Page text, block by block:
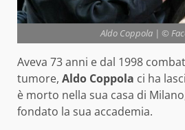
Aldo Coppola | ©
Aveva 73 anni e dal 1998
tumore, Aldo Coppola ci ha
è morto nella sua casa di
fondato la sua accademia.